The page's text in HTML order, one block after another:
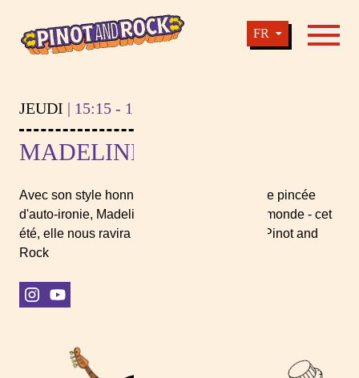
FR
JEUDI | 15:15 - 16:00
MADELINE JUNO
Avec son style honnête et authentique et une pincée
d'auto-ironie, Madeline Juno captive tout le monde - cet
été, elle nous ravira avec sa musique chez Pinot and
Rock